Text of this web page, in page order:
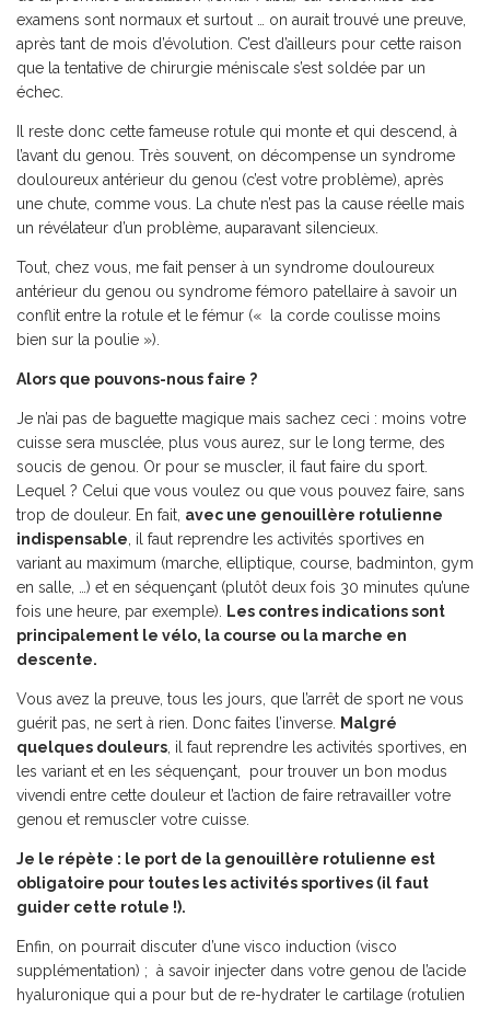
examens sont normaux et surtout … on aurait trouvé une preuve,
après tant de mois d’évolution. C’est d’ailleurs pour cette raison
que la tentative de chirurgie méniscale s’est soldée par un
échec.
Il reste donc cette fameuse rotule qui monte et qui descend, à
l’avant du genou. Très souvent, on décompense un syndrome
douloureux antérieur du genou (c’est votre problème), après
une chute, comme vous. La chute n’est pas la cause réelle mais
un révélateur d’un problème, auparavant silencieux.
Tout, chez vous, me fait penser à un syndrome douloureux
antérieur du genou ou syndrome fémoro patellaire à savoir un
conflit entre la rotule et le fémur (« la corde coulisse moins
bien sur la poulie »).
Alors que pouvons-nous faire ?
Je n’ai pas de baguette magique mais sachez ceci : moins votre
cuisse sera musclée, plus vous aurez, sur le long terme, des
soucis de genou. Or pour se muscler, il faut faire du sport.
Lequel ? Celui que vous voulez ou que vous pouvez faire, sans
trop de douleur. En fait, avec une genouillère rotulienne
indispensable , il faut reprendre les activités sportives en
variant au maximum (marche, elliptique, course, badminton, gym
en salle, …) et en séquençant (plutôt deux fois 30 minutes qu’une
fois une heure, par exemple).
Les contres indications sont
principalement le vélo, la course ou la marche en
descente.
Vous avez la preuve, tous les jours, que l’arrêt de sport ne vous
guérit pas, ne sert à rien. Donc faites l’inverse.
Malgré
quelques douleurs , il faut reprendre les activités sportives, en
les variant et en les séquençant, pour trouver un bon modus
vivendi entre cette douleur et l’action de faire retravailler votre
genou et remuscler votre cuisse.
Je le répète : le port de la genouillère rotulienne est
obligatoire pour toutes les activités sportives (il faut
guider cette rotule !).
Enfin, on pourrait discuter d’une visco induction (visco
supplémentation) ; à savoir injecter dans votre genou de l’acide
hyaluronique qui a pour but de re-hydrater le cartilage (rotulien